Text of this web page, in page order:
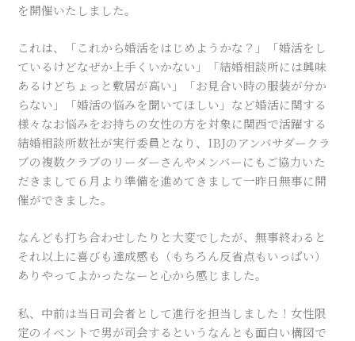
を開催いたしました。
これは、「これから婚活をはじめようかな？」「婚活をし
ているけどなぜか上手くいかない」「結婚相談所には興味
あるけどちょっと敷居が高い」「お見合い時の服装が分か
らない」「婚活の悩みを聞いてほしい」など婚活に関する
様々なお悩みをお持ちの女性の方を対象に関西で活躍する
結婚相談所数社が実行委員となり、IBJのアンバサダークラ
ブの複数クラブのリーダーさんやメンバーにもご協力いた
だきまして６月より準備を進めてきまして一昨日無事に開
催ができました。
なんども打ち合わせしたりと大変でしたが、無事終わると
それ以上に喜びも達成感も（もちろん反省点もいっぱい）
ありやってよかったなーと心から感じました。
私、中前は当日司会者として進行を担当しました！女性限
定のイベントで男が司会するというなんとも面白い構図で